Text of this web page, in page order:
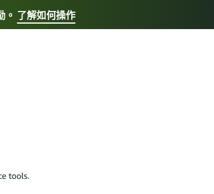
。 了解如何操作
选择您的首选语言
tools.